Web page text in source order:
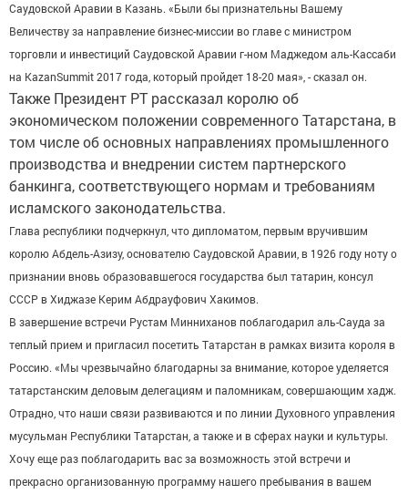
Саудовской Аравии в Казань. «Были бы признательны Вашему
Величеству за направление бизнес-миссии во главе с министром
торговли и инвестиций Саудовской Аравии г-ном Маджедом аль-Кассаби
на KazanSummit 2017 года, который пройдет 18-20 мая», - сказал он.
Также Президент РТ рассказал королю об
экономическом положении современного Татарстана, в
том числе об основных направлениях промышленного
производства и внедрении систем партнерского
банкинга, соответствующего нормам и требованиям
исламского законодательства.
Глава республики подчеркнул, что дипломатом, первым вручившим
королю Абдель-Азизу, основателю Саудовской Аравии, в 1926 году ноту о
признании вновь образовавшегося государства был татарин, консул
СССР в Хиджазе Керим Абдрауфович Хакимов.
В завершение встречи Рустам Минниханов поблагодарил аль-Сауда за
теплый прием и пригласил посетить Татарстан в рамках визита короля в
Россию. «Мы чрезвычайно благодарны за внимание, которое уделяется
татарстанским деловым делегациям и паломникам, совершающим хадж.
Отрадно, что наши связи развиваются и по линии Духовного управления
мусульман Республики Татарстан, а также и в сферах науки и культуры.
Хочу еще раз поблагодарить вас за возможность этой встречи и
прекрасно организованную программу нашего пребывания в вашем